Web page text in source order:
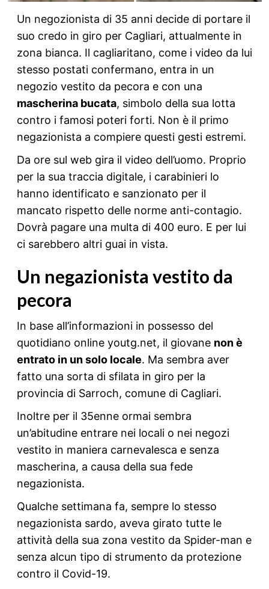
Un negozionista di 35 anni decide di portare il
suo credo in giro per Cagliari, attualmente in
zona bianca. Il cagliaritano, come i video da lui
stesso postati confermano, entra in un
negozio vestito da pecora e con una
mascherina bucata, simbolo della sua lotta
contro i famosi poteri forti. Non è il primo
negazionista a compiere questi gesti estremi.
Da ore sul web gira il video dell’uomo. Proprio
per la sua traccia digitale, i carabinieri lo
hanno identificato e sanzionato per il
mancato rispetto delle norme anti-contagio.
Dovrà pagare una multa di 400 euro. E per lui
ci sarebbero altri guai in vista.
Un negazionista vestito da
pecora
In base all’informazioni in possesso del
quotidiano online youtg.net, il giovane non è
entrato in un solo locale. Ma sembra aver
fatto una sorta di sfilata in giro per la
provincia di Sarroch, comune di Cagliari.
Inoltre per il 35enne ormai sembra
un’abitudine entrare nei locali o nei negozi
vestito in maniera carnevalesca e senza
mascherina, a causa della sua fede
negazionista.
Qualche settimana fa, sempre lo stesso
negazionista sardo, aveva girato tutte le
attività della sua zona vestito da Spider-man e
senza alcun tipo di strumento da protezione
contro il Covid-19.